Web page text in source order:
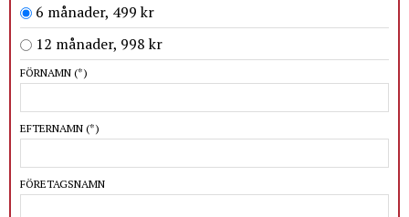
6 månader, 499 kr
12 månader, 998 kr
FÖRNAMN (*)
EFTERNAMN (*)
FÖRETAGSNAMN